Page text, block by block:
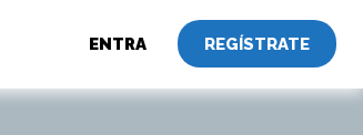
ENTRA REGÍSTRATE